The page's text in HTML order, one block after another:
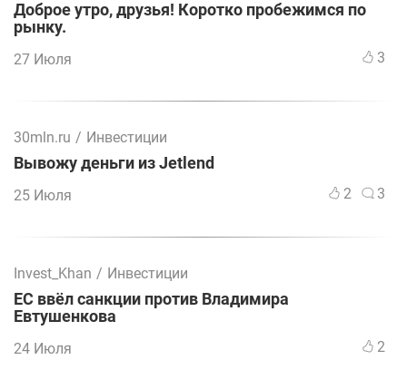
Доброе утро, друзья! Коротко пробежимся по
рынку.
27 Июля 3
30mln.ru / Инвестиции
Вывожу деньги из Jetlend
25 Июля 2 3
Invest_Khan / Инвестиции
ЕС ввёл санкции против Владимира
Евтушенкова
24 Июля 2